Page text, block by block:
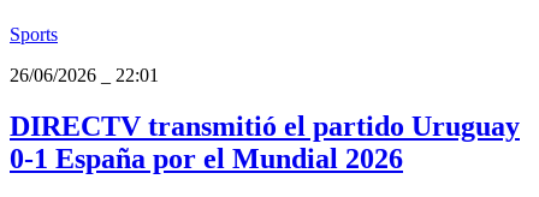
Sports
26/06/2026
22:01
DIRECTV transmitió el partido Uruguay
0-1 España por el Mundial 2026